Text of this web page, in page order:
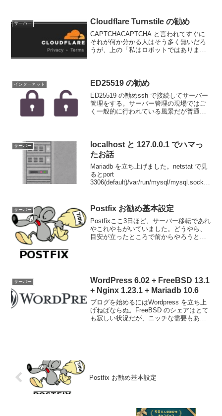
サーバー Cloudflare Turnstile の勧め
CAPTCHACAPTCHA と言われてすぐに
それが何か分かる人はそう多く無いだろ
うが、上の「私はロボットではありませ
ど、入力している...
インターネット ED25519 の勧め
ED25519 の勧めssh で接続してサーバー
管理をする。サーバー管理の現場ではご
く一般的に行われている風景だが普通の
だろう。ws...
サーバー
localhost と 127.0.0.1 でハマっ
たお話
Mariadb を立ち上げました。netstat で見
るとport
3306(default)/var/run/mysql/mysql.sockT
サーバー Postfix お勧め基本設定
Postfixここ3日ほど、サーバー移転であれ
やこれやもがいていました。どうやら、
目安が立ったところで前からやろうと思
サーバー
WordPress 6.02 + FreeBSD 13.1
+ Nginx 1.23.1 + Mariadb 10.6
ブログを始めるにはWordpress を立ち上
げねばならぬ。FreeBSD のシェアはとて
も寂しい状況だが、ニッチな需要もある
Postfix お勧め基本設定